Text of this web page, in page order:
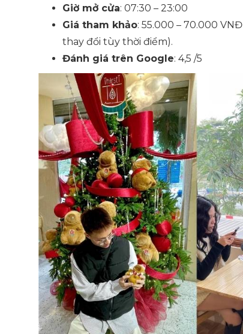
Giờ mở cửa: 07:30 – 23:00
Giá tham khảo: 55.000 – 70.000 VNĐ
thay đổi tùy thời điểm).
Đánh giá trên Google: 4,5 /5